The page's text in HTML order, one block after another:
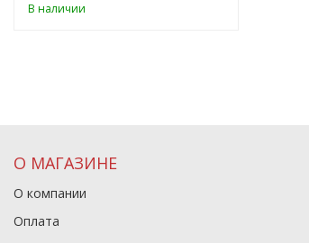
В наличии
О МАГАЗИНЕ
О компании
Оплата